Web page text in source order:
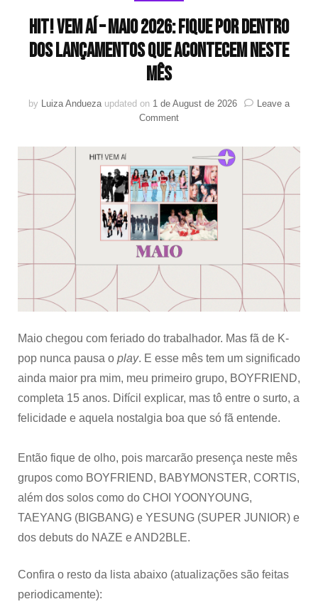
HIT! Vem aí – Maio 2026: Fique por dentro
dos lançamentos que acontecem neste
mês
by Luiza Andueza updated on 1 de August de 2026
Leave a
Commenton
Vem
–
Maio
2026:
Fique
por
dentro
dos
lançamentos
acontecem
Maio chegou com feriado do trabalhador. Mas fã de K-
pop nunca pausa o play. E esse mês tem um significado
ainda maior pra mim, meu primeiro grupo, BOYFRIEND,
completa 15 anos. Difícil explicar, mas tô entre o surto, a
felicidade e aquela nostalgia boa que só fã entende.
Então fique de olho, pois marcarão presença neste mês
grupos como BOYFRIEND, BABYMONSTER, CORTIS,
além dos solos como do CHOI YOONYOUNG,
TAEYANG (BIGBANG) e YESUNG (SUPER JUNIOR) e
dos debuts do NAZE e AND2BLE.
Confira o resto da lista abaixo (atualizações são feitas
periodicamente):